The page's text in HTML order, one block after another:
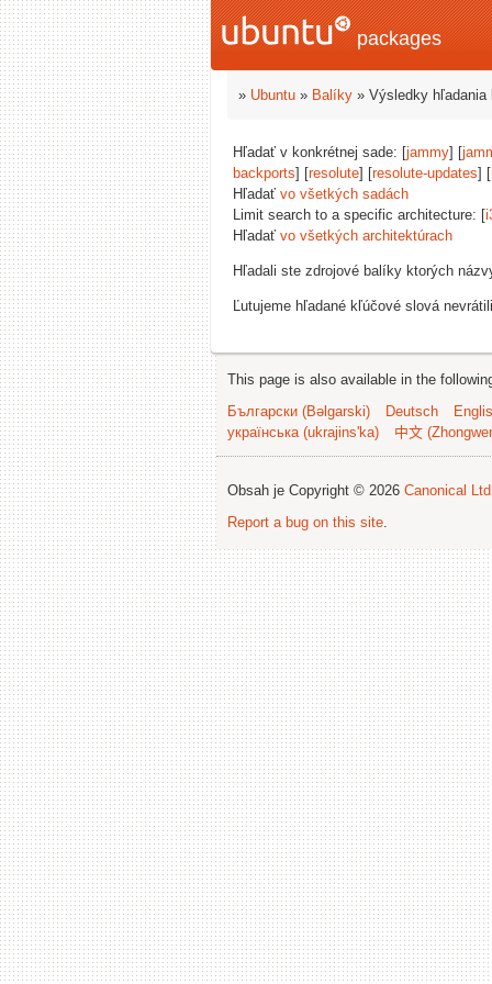
packages
» Ubuntu » Balíky » Výsledky hľadania
Hľadať v konkrétnej sade: [jammy] [
backports] [resolute] [resolute-updates] [
Hľadať vo všetkých sadách
Limit search to a specific architecture: [
Hľadať vo všetkých architektúrach
Hľadali ste zdrojové balíky ktorých
Ľutujeme hľadané kľúčové slová
This page is also available in the
Български (Bəlgarski)
Deutsch
українська (ukrajins'ka)
中文
Obsah je Copyright © 2026 Canonical
Report a bug on this site.